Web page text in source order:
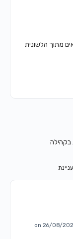
מתוך הלשונית
בקהילה
on 26/08/